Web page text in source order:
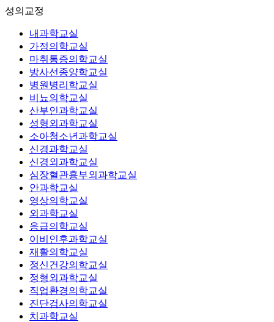
성의교정
내과학교실
가정의학교실
마취통증의학교실
방사선종양학교실
병원병리학교실
비뇨의학교실
산부인과학교실
성형외과학교실
소아청소년과학교실
신경과학교실
신경외과학교실
심장혈관흉부외과학교실
안과학교실
영상의학교실
외과학교실
응급의학교실
이비인후과학교실
재활의학교실
정신건강의학교실
정형외과학교실
직업환경의학교실
진단검사의학교실
치과학교실